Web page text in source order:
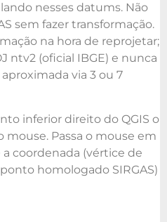
nesses datums. Não
sem fazer transformação.
na hora de reprojetar;
ntv2 (oficial IBGE) e nunca
via 3 ou 7
inferior direito do QGIS o
Passa o mouse em
coordenada (vértice de
homologado SIRGAS)